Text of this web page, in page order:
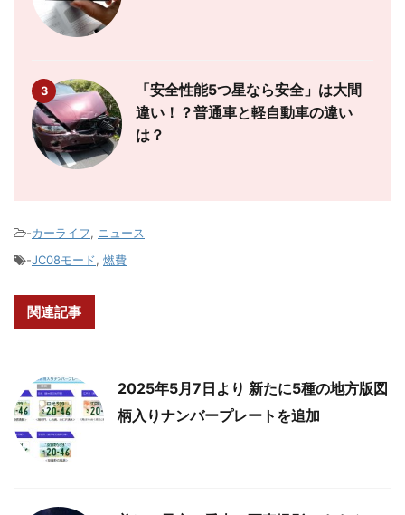
3
「安全性能5つ星なら安全」は大間
違い！？普通車と軽自動車の違い
は？
-カーライフ, ニュース
-JC08モード, 燃費
関連記事
2025年5月7日より 新たに5種の地方版図
柄入りナンバープレートを追加